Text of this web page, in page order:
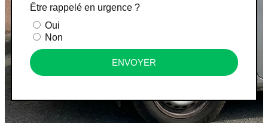
Être rappelé en urgence ?
Oui
Non
ENVOYER